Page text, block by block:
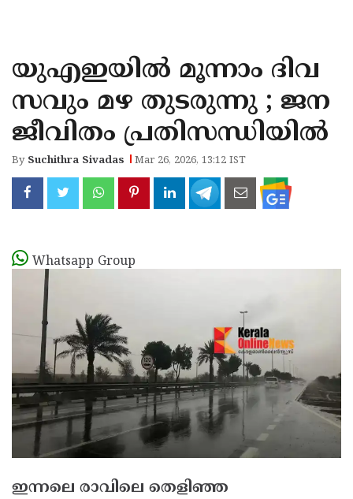
KANNUR
KASARAGOD
യുഎഇയില്‍ മൂന്നാം ദിവ
സവും മഴ തുടരുന്നു ; ജന
ജീവിതം പ്രതിസന്ധിയില്‍
By Suchithra Sivadas Mar 26, 2026, 13:12 IST
Whatsapp Group
ഇന്നലെ രാവിലെ തെളിഞ്ഞ